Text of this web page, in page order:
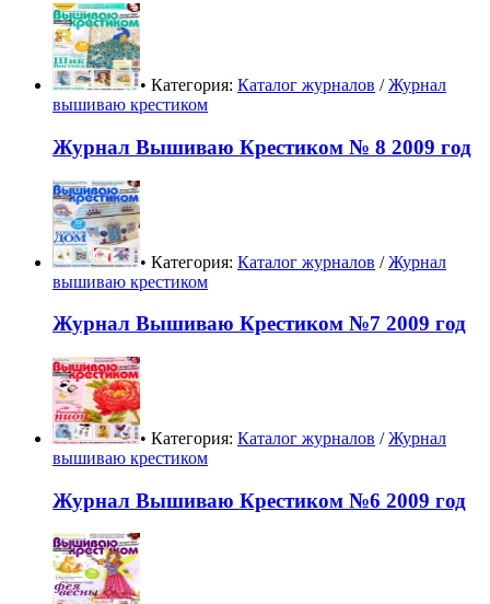
• Категория: Каталог журналов /Журнал
вышиваю крестиком
Журнал Вышиваю Крестиком № 8 2009 год
• Категория: Каталог журналов /Журнал
вышиваю крестиком
Журнал Вышиваю Крестиком №7 2009 год
• Категория: Каталог журналов /Журнал
вышиваю крестиком
Журнал Вышиваю Крестиком №6 2009 год